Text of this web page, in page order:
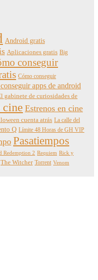
Android gratis
Aplicaciones gratis Big
conseguir
Cómo conseguir
apps de android
gabinete de curiosidades de
cine Estrenos en cine
cuenta atrás La calle del
Q Límite 48 Horas de GH VIP
Pasatiempos
Redemption 2 Requiem Rick y
The Witcher Torrent Venom